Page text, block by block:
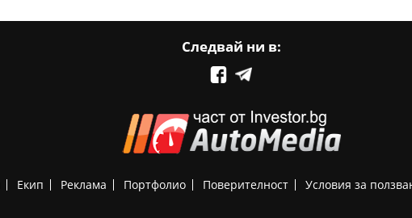
Следвай ни в:
Екип Реклама Портфолио Поверителност Условия за